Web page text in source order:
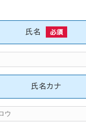
氏名 必須
氏名カナ